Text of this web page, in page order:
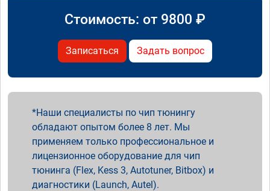
Стоимость: от 9800 ₽
Записаться Задать вопрос
Наши специалисты по чип тюнингу
обладают опытом более 8 лет. Мы
применяем только профессиональное и
лицензионное оборудование для чип
тюнинга (Flex, Kess 3, Autotuner, Bitbox) и
диагностики (Launch, Autel).